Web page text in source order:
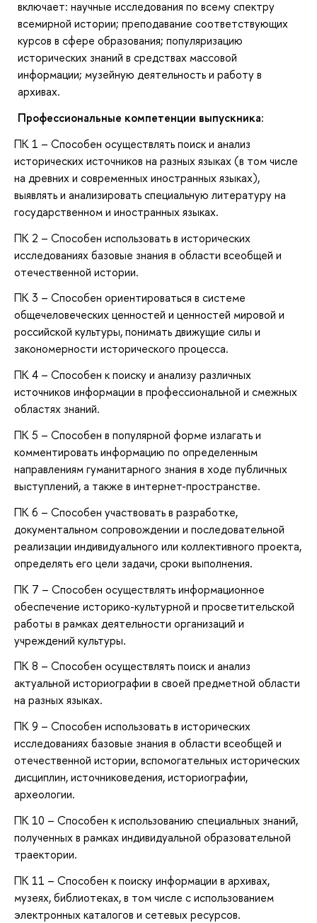
включает: научные исследования по всему спектру
всемирной истории; преподавание соответствующих
курсов в сфере образования; популяризацию
исторических знаний в средствах массовой
информации; музейную деятельность и работу в
архивах.
Профессиональные компетенции выпускника:
ПК 1 – Способен осуществлять поиск и анализ
исторических источников на разных языках (в том числе
на древних и современных иностранных языках),
выявлять и анализировать специальную литературу на
государственном и иностранных языках.
ПК 2 – Способен использовать в исторических
исследованиях базовые знания в области всеобщей и
отечественной истории.
ПК 3 ­– Способен ориентироваться в системе
общечеловеческих ценностей и ценностей мировой и
российской культуры, понимать движущие силы и
закономерности исторического процесса.
ПК 4 ­– Способен к поиску и анализу различных
источников информации в профессиональной и смежных
областях знаний.
ПК 5 – Способен в популярной форме излагать и
комментировать информацию по определенным
направлениям гуманитарного знания в ходе публичных
выступлений, а также в интернет-пространстве.
ПК 6 – Способен участвовать в разработке,
документальном сопровождении и последовательной
реализации индивидуального или коллективного проекта,
определять его цели задачи, сроки выполнения.
ПК 7 – Способен осуществлять информационное
обеспечение историко-культурной и просветительской
работы в рамках деятельности организаций и
учреждений культуры.
ПК 8 – Способен осуществлять поиск и анализ
актуальной историографии в своей предметной области
на разных языках.
ПК 9 – Способен использовать в исторических
исследованиях базовые знания в области всеобщей и
отечественной истории, вспомогательных исторических
дисциплин, источниковедения, историографии,
археологии.
ПК 10 – Способен к использованию специальных знаний,
полученных в рамках индивидуальной образовательной
траектории.
ПК 11 – Способен к поиску информации в архивах,
музеях, библиотеках, в том числе с использованием
электронных каталогов и сетевых ресурсов.